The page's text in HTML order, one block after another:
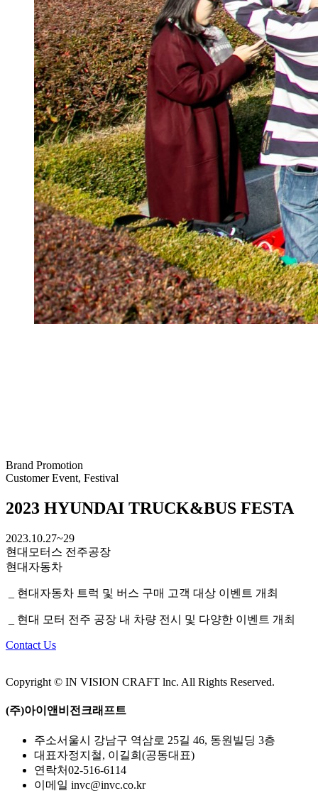
Brand Promotion
Customer Event, Festival
2023 HYUNDAI TRUCK&BUS FESTA
2023.10.27~29
현대모터스 전주공장
현대자동차
_ 현대자동차 트럭 및 버스 구매 고객 대상 이벤트 개최
_ 현대 모터 전주 공장 내 차량 전시 및 다양한 이벤트 개최
Contact Us
Copyright © IN VISION CRAFT lnc. All Rights Reserved.
(주)아이앤비전크래프트
주소서울시 강남구 역삼로 25길 46, 동원빌딩 3층
대표자정지철, 이길희(공동대표)
연락처02-516-6114
이메일 invc@invc.co.kr